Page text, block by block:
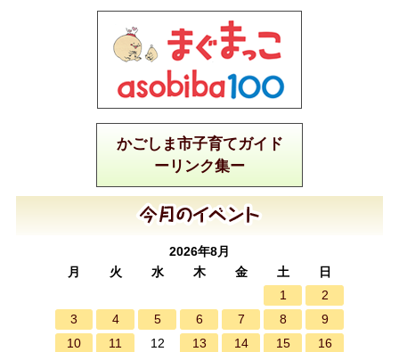
かごしま市子育てガイド
ーリンク集ー
2026年8月
月
火 水 木 金 土
日
1
2
3
4 5 6 7 8
9
10
11 12 13 14 15
16